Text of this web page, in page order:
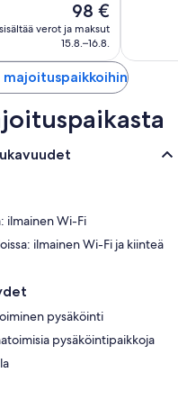
Hinta
on
98 €
98 €
sisältää verot ja maksut
15.8.–16.8.
ilmainen Wi-Fi
ilmainen Wi-Fi ja kiinteä
pysäköinti
pysäköintipaikkoja